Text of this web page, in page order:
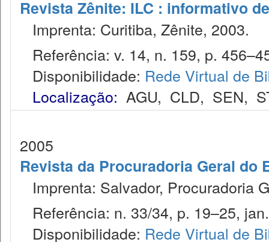
Revista Zênite: ILC : informativo
Imprenta: Curitiba, Zênite, 2003.
Referência: v. 14, n. 159, p.
Disponibilidade: Rede Virtual de
Localização: AGU, CLD, SEN,
2005
Revista da Procuradoria Geral do
Imprenta: Salvador, Procuradoria
Referência: n. 33/34, p. 19–25,
Disponibilidade: Rede Virtual de